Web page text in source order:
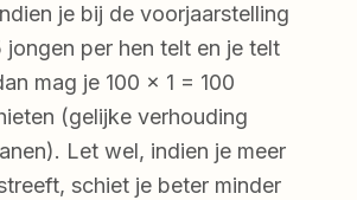
je bij de voorjaarstelling
jongen per hen telt en je telt
mag je 100 x 1 = 100
(gelijke verhouding
Let wel, indien je meer
schiet je beter minder